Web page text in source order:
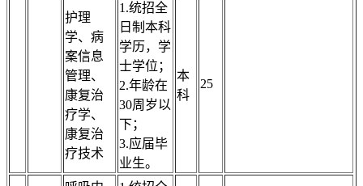
护理
学、病
案信息
管理、
康复治
疗学、
康复治
疗技术
1.统招全
日制本科
学历，学
士学位；
2.年龄在
30周岁以
下；
3.应届毕
业生。
本
科
25